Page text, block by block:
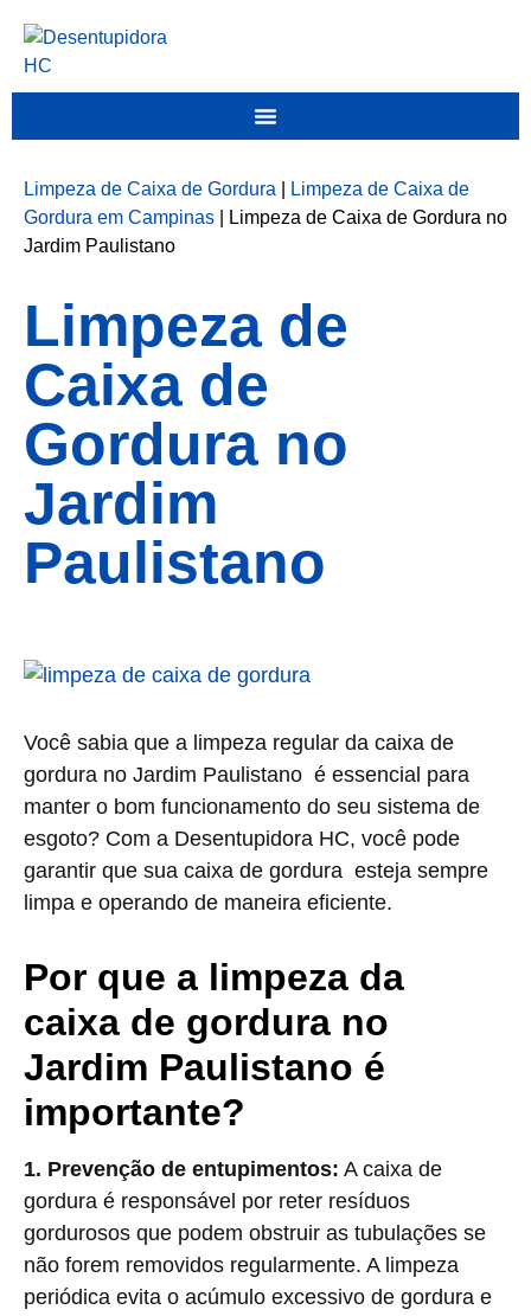
Limpeza de Caixa de Gordura
Limpeza de Caixa de
Gordura em Campinas
Limpeza de Caixa de Gordura no
Jardim Paulistano
Limpeza de
Caixa de
Gordura no
Jardim
Paulistano
Você sabia que a limpeza regular da caixa de
gordura no Jardim Paulistano é essencial para
manter o bom funcionamento do seu sistema de
esgoto? Com a Desentupidora HC, você pode
garantir que sua caixa de gordura esteja sempre
limpa e operando de maneira eficiente.
Por que a limpeza da
caixa de gordura no
Jardim Paulistano é
importante?
1. Prevenção de entupimentos: A caixa de
gordura é responsável por reter resíduos
gordurosos que podem obstruir as tubulações se
não forem removidos regularmente. A limpeza
periódica evita o acúmulo excessivo de gordura e